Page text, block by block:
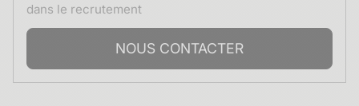
dans le recrutement
NOUS CONTACTER